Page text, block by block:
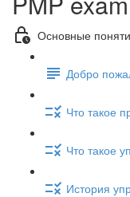
Основные
Добро
Что такое
Что такое
История